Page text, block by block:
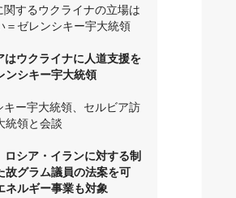
関するウクライナの立場は
＝ゼレンシキー宇大統領
はウクライナに人道支援を
ンシキー宇大統領
キー宇大統領、セルビア訪
領と会談
ロシア・イランに対する制
故グラム議員の法案を可
ルギー事業も対象